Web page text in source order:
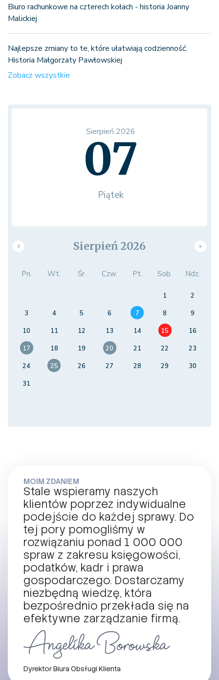
Biuro rachunkowe na czterech kołach - historia Joanny
Malickiej
Najlepsze zmiany to te, które ułatwiają codzienność.
Historia Małgorzaty Pawłowskiej
Zobacz wszystkie
Sierpień 2026
07
Piątek
Sierpień 2026
Pn. Wt. Śr. Czw. Pt. Sob. Ndz.
1
2
3
4 5 6 7 8
9
10
11 12 13 14 15
16
17
18 19 20 21 22
23
24
25 26 27 28 29
30
31
MOIM ZDANIEM
Stale wspieramy naszych
klientów poprzez indywidualne
podejście do każdej sprawy. Do
tej pory pomogliśmy w
rozwiązaniu ponad 1 000 000
spraw z zakresu księgowości,
podatków, kadr i prawa
gospodarczego. Dostarczamy
niezbędną wiedzę, która
bezpośrednio przekłada się na
efektywne zarządzanie firmą.
Dyrektor Biura Obsługi Klienta